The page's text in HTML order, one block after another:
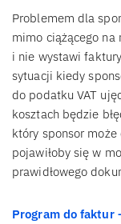
Problemem dla
mimo ciążącego na
i nie wystawi
sytuacji kiedy
do podatku VAT
kosztach będzie
który sponsor
pojawiłoby się w
prawidłowego
Program do faktur